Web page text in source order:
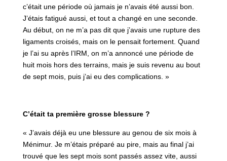
c’était une période où jamais je n’avais été aussi bon.
J’étais fatigué aussi, et tout a changé en une seconde.
Au début, on ne m’a pas dit que j’avais une rupture des
ligaments croisés, mais on le pensait fortement. Quand
je l’ai su après l’IRM, on m’a annoncé une période de
huit mois hors des terrains, mais je suis revenu au bout
de sept mois, puis j’ai eu des complications. »
C’était ta première grosse blessure ?
« J’avais déjà eu une blessure au genou de six mois à
Ménimur. Je m’étais préparé au pire, mais au final j’ai
trouvé que les sept mois sont passés assez vite, aussi